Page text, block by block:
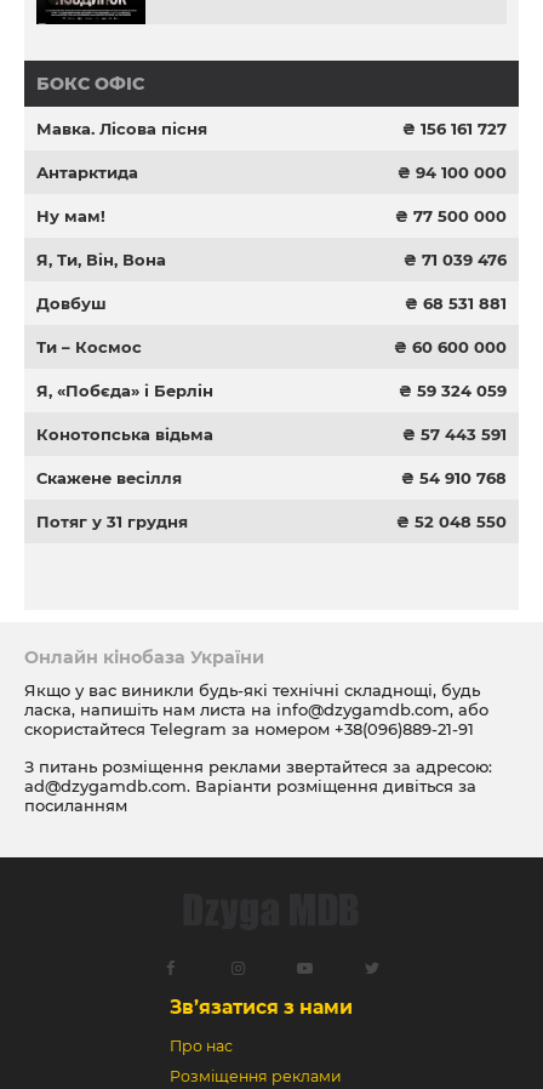
БОКС ОФІС
Мавка. Лісова пісня ₴ 156 161 727
Антарктида ₴ 94 100 000
Ну мам! ₴ 77 500 000
Я, Ти, Він, Вона ₴ 71 039 476
Довбуш ₴ 68 531 881
Ти – Космос ₴ 60 600 000
Я, «Побєда» і Берлін ₴ 59 324 059
Конотопська відьма ₴ 57 443 591
Скажене весілля ₴ 54 910 768
Потяг у 31 грудня ₴ 52 048 550
Онлайн кінобаза України
Якщо у вас виникли будь-які технічні складнощі, будь
ласка, напишіть нам листа на info@dzygamdb.com, або
скористайтеся Telegram за номером +38(096)889-21-91
З питань розміщення реклами звертайтеся за адресою:
ad@dzygamdb.com. Варіанти розміщення дивіться за
посиланням
Зв’язатися з нами
Про нас
Розміщення реклами